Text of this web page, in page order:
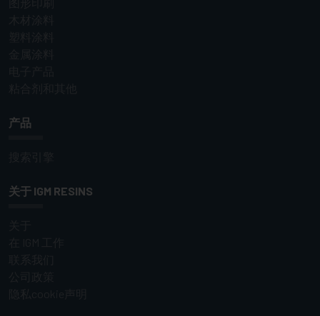
产品
关于 IGM RESINS